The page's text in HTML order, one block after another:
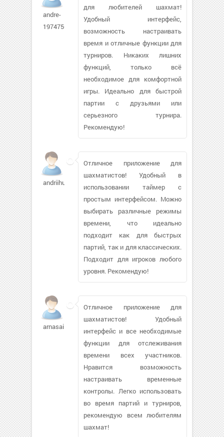
andre-
1974756
для любителей шахмат!
Удобный интерфейс,
возможность настраивать
время и отличные функции для
турниров. Никаких лишних
функций, только всё
необходимое для комфортной
игры. Идеально для быстрой
партии с друзьями или
серьезного турнира.
Рекомендую!
andriihuba
Отличное приложение для
шахматистов! Удобный в
использовании таймер с
простым интерфейсом. Можно
выбирать различные режимы
времени, что идеально
подходит как для быстрых
партий, так и для классических.
Подходит для игроков любого
уровня. Рекомендую!
arnasai114
Отличное приложение для
шахматистов! Удобный
интерфейс и все необходимые
функции для отслеживания
времени всех участников.
Нравится возможность
настраивать временные
контролы. Легко использовать
во время партий и турниров,
рекомендую всем любителям
шахмат!